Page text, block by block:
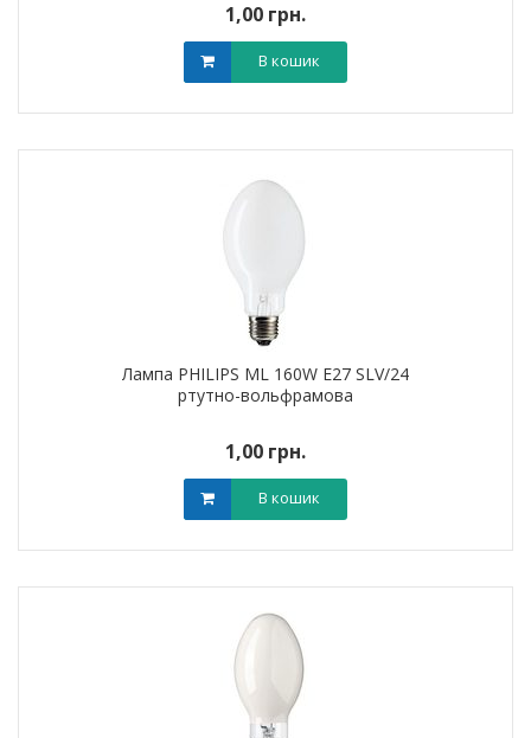
1,00 грн.
В кошик
Лампа PHILIPS ML 160W E27 SLV/24
ртутно-вольфрамова
1,00 грн.
В кошик